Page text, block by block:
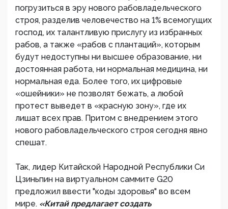
погрузиться в эру нового рабовладельческого
строя, разделив человечество на 1% всемогущих
господ, их талантливую прислугу из избранных
рабов, а также «рабов с плантаций», которым
будут недоступны ни высшее образование, ни
достоянная работа, ни нормальная медицина, ни
нормальная еда. Более того, их цифровые
«ошейники» не позволят бежать, а любой
протест выведет в «красную зону», где их
лишат всех прав. Притом с внедрением этого
нового рабовладельческого строя сегодня явно
спешат.
Так, лидер Китайской Народной Республики Си
Цзиньпин на виртуальном саммите G20
предложил ввести "коды здоровья" во всем
мире. «Китай предлагает создать